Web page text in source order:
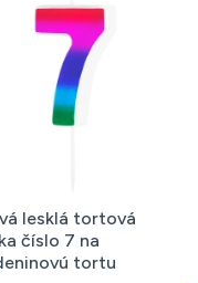
lesklá tortová
číslo 7 na
tortu